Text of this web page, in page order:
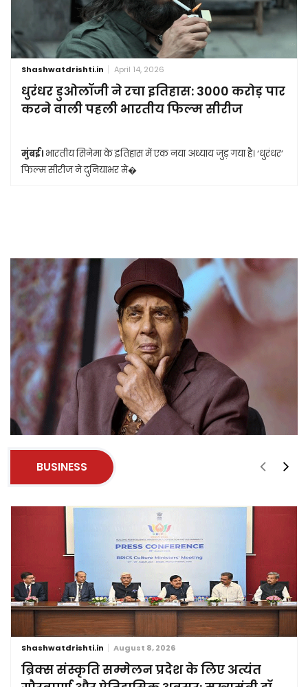
Shashwatdrishti.in April 14, 2026
धुरंधर डुओलॉजी ने रचा इतिहास: 3000 करोड़ पार
करने वाली पहली भारतीय फिल्म सीरीज
मुंबई। भारतीय सिनेमा के इतिहास में एक नया अध्याय जुड़ गया है। ‘धुरंधर’
फिल्म सीरीज ने दुनियाभर मे�
BUSINESS
Shashwatdrishti.in August 8, 2026
ब्रिक्स संस्कृति सम्मेलन प्रदेश के लिए अत्यंत